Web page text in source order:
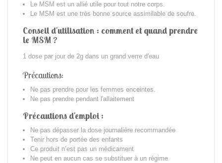
Le MSM est un allié utile pour tout notre corps.
Le MSM est une très bonne source assimilable de soufre.
Conseil d'utilisation : comment et quand prendre
le MSM ?
1 dose par jour de 2g dans un grand verre d'eau
Précautions:
Ne pas prendre pour les femmes enceintes.
Ne pas prendre pendant l'allaitement
Précautions d'emploi :
Ne pas dépasser la dose journalière recommandée
Tenir hors de portée des enfants
Ce produit n’est pas un médicament
Ne peut en aucun cas se substituer à un régime